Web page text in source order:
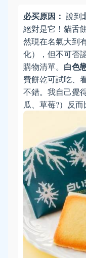
必买原因： 說到
絕對是它！貓舌
然現在名氣大到
化），但不可否
購物清單。 白色
費餅乾可試吃、
不錯。我自己覺
瓜、草莓?）反